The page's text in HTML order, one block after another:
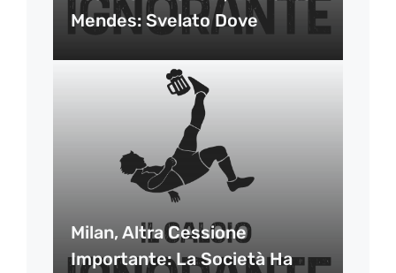
Mendes: Svelato Dove
Milan, Altra Cessione
Importante: La Società Ha